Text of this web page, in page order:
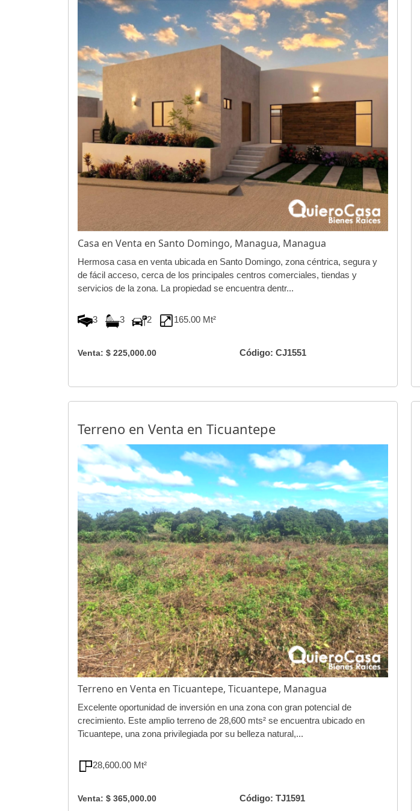
Casa en Venta en Santo Domingo, Managua, Managua
Hermosa casa en venta ubicada en Santo Domingo, zona céntrica, segura y
de fácil acceso, cerca de los principales centros comerciales, tiendas y
servicios de la zona. La propiedad se encuentra dentr...
3 3 2 165.00 Mt²
Venta: $ 225,000.00 Código: CJ1551
Terreno en Venta en Ticuantepe
Terreno en Venta en Ticuantepe, Ticuantepe, Managua
Excelente oportunidad de inversión en una zona con gran potencial de
crecimiento. Este amplio terreno de 28,600 mts² se encuentra ubicado en
Ticuantepe, una zona privilegiada por su belleza natural,...
28,600.00 Mt²
Venta: $ 365,000.00 Código: TJ1591